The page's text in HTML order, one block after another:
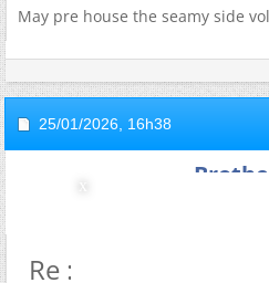
May pre house the seamy side
25/01/2026, 16h38
Re : Note vs